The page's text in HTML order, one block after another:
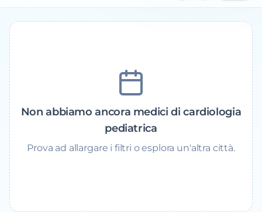
Non abbiamo ancora medici di cardiologia
pediatrica
Prova ad allargare i filtri o esplora un'altra città.